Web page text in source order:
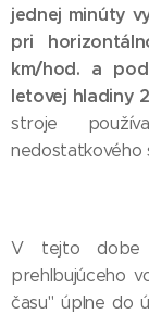
jednej minúty
pri
km/hod. a
letovej hladiny
stroje
nedostatkového
V tejto dobe
prehlbujúceho
času" úplne do